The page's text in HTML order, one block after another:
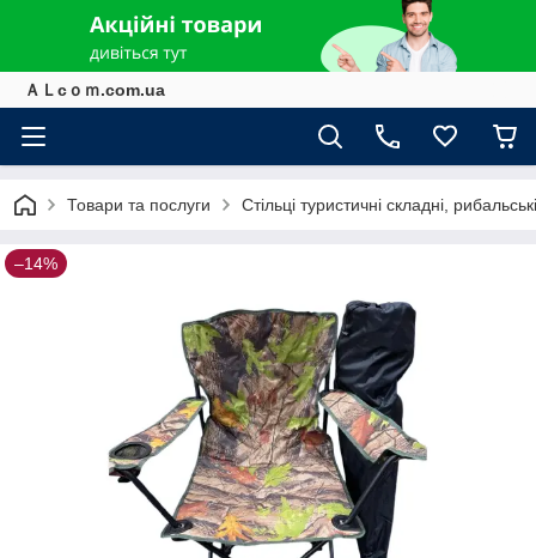
ＡＬcｏｍ.com.ua
Товари та послуги Стільці туристичні складні,
–14%